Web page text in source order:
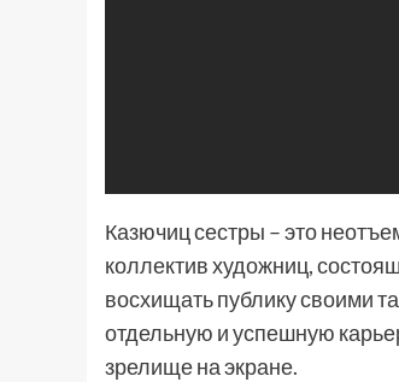
Казючиц сестры – это
коллектив художниц,
восхищать публику своими
отдельную и успешную
зрелище на экране.